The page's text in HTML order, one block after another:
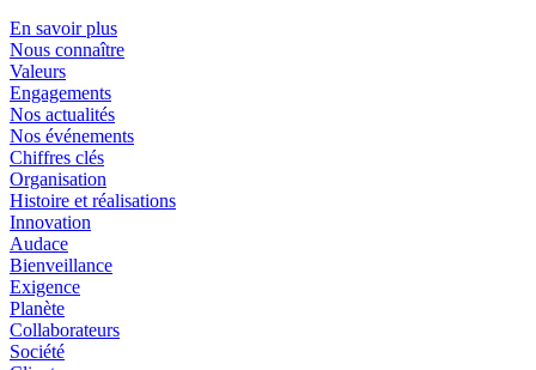
En savoir plus
Nous connaître
Valeurs
Engagements
Nos actualités
Nos événements
Chiffres clés
Organisation
Histoire et réalisations
Innovation
Audace
Bienveillance
Exigence
Planète
Collaborateurs
Société